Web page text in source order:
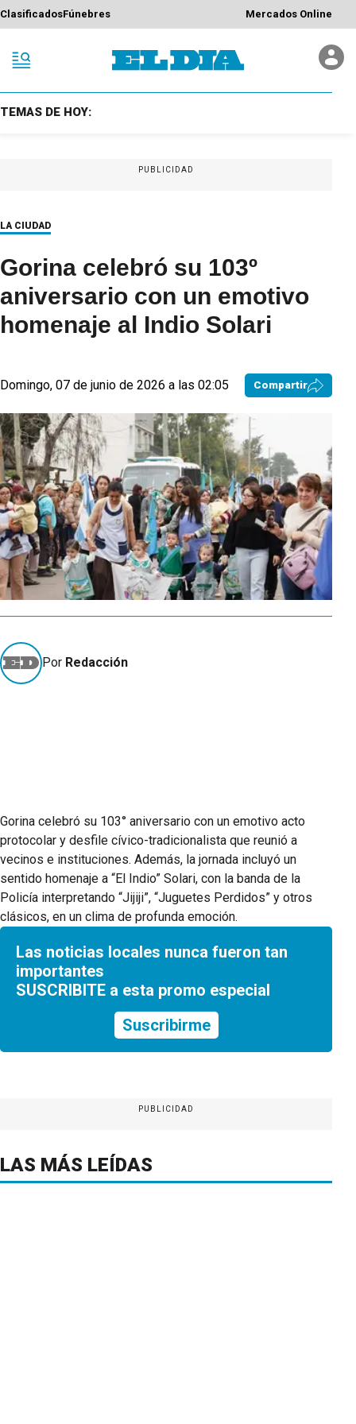
ClasificadosFúnebres Mercados Online
TEMAS DE HOY:
PUBLICIDAD
LA CIUDAD
Gorina celebró su 103º
aniversario con un emotivo
homenaje al Indio Solari
Domingo, 07 de junio de 2026 a las 02:05 Compartir
Por Redacción
Gorina celebró su 103° aniversario con un emotivo acto
protocolar y desfile cívico-tradicionalista que reunió a
vecinos e instituciones. Además, la jornada incluyó un
sentido homenaje a “El Indio” Solari, con la banda de la
Policía interpretando “Jijiji”, “Juguetes Perdidos” y otros
clásicos, en un clima de profunda emoción.
Las noticias locales nunca fueron tan
importantes
SUSCRIBITE a esta promo especial
Suscribirme
PUBLICIDAD
LAS MÁS LEÍDAS